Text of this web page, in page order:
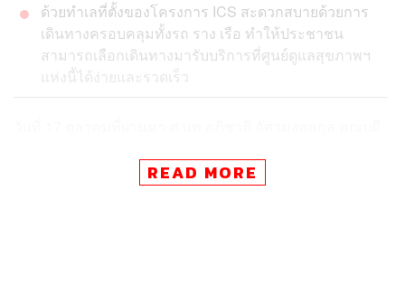
ด้วยทำเลที่ตั้งของโครงการ ICS สะดวกสบายด้วยการ
เดินทางครอบคลุมทั้งรถ ราง เรือ ทำให้ประชาชน
สามารถเลือกเดินทางมารับบริการที่ศูนย์ดูแลสุขภาพฯ
แห่งนี้ได้ง่ายและรวดเร็ว
ประธานแถลงข่าว โดยมี ศ.คลินิก นพ.วิศิษฎ์ วามวาณิชย์ ผู้
อำนวยการโรงพยาบาลศิริราช และ คุณสุพจน์ ชัยวัฒน์ศิริกุล
READ MORE